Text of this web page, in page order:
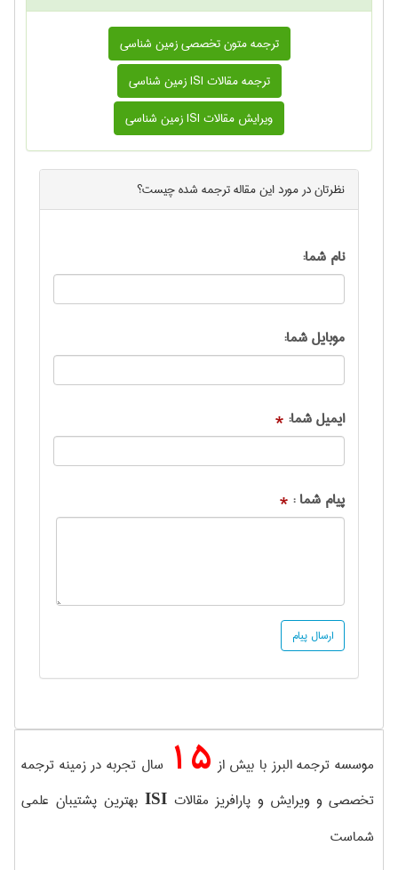
ترجمه متون تخصصی زمين شناسی
ترجمه مقالات ISI زمين شناسی
ویرایش مقالات ISI زمين شناسی
نظرتان در مورد اینمقاله ترجمه شدهچیست؟
نام شما:
موبایل شما:
ایمیل شما: *
پیام شما : *
موسسه ترجمه البرز با بیش از 15 سال تجربه در زمینه ترجمه
تخصصی و ویرایش و پارافریز مقالاتISI بهترین پشتیبان علمی
شماست